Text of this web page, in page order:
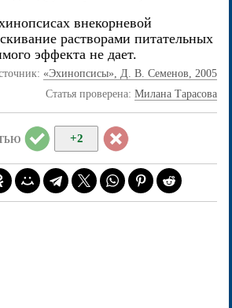
внекорневой
растворами питательных
эффекта не дает.
«Эхинопсисы», Д. В. Семенов, 2005
Статья проверена: Милана Тарасова
+2